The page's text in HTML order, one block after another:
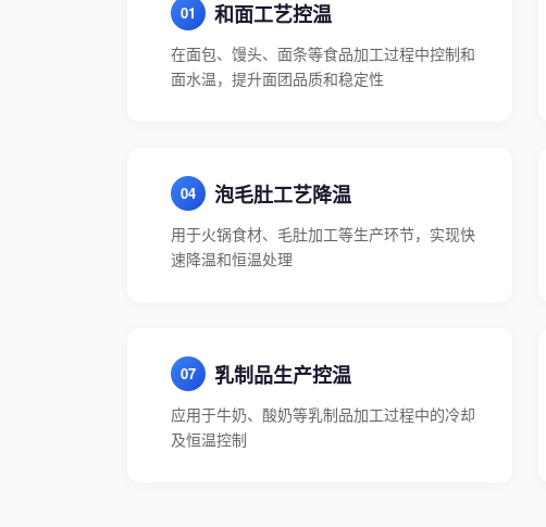
和面工艺控温
在面包、馒头、面条等食品加工过程中控制和
面水温，提升面团品质和稳定性
泡毛肚工艺降温
用于火锅食材、毛肚加工等生产环节，实现快
速降温和恒温处理
乳制品生产控温
应用于牛奶、酸奶等乳制品加工过程中的冷却
及恒温控制